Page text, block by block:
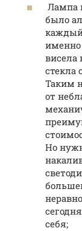
Лампа
было
каждый
именно
висела
стекла
Таким
от
Но
себя;